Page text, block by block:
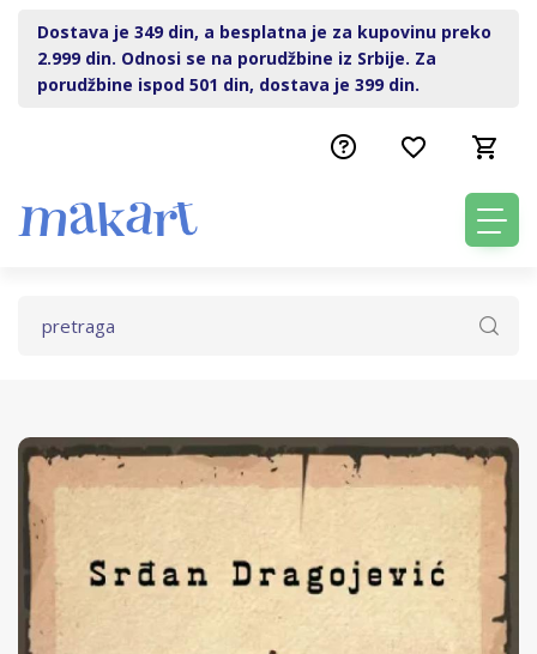
Dostava je 349 din, a besplatna je za kupovinu preko
2.999 din. Odnosi se na porudžbine iz Srbije. Za
porudžbine ispod 501 din, dostava je 399 din.